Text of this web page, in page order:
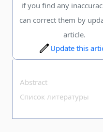
if you find any
can correct them by
article.
Update this
Abstract
Список литературы